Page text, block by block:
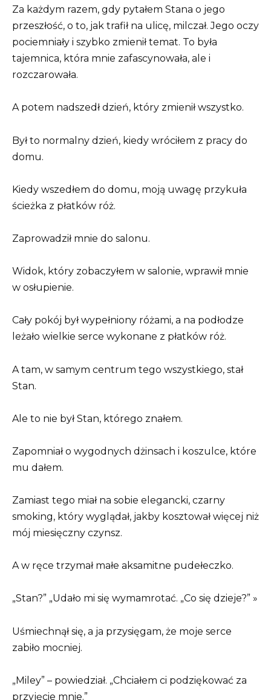
Za każdym razem, gdy pytałem Stana o jego
przeszłość, o to, jak trafił na ulicę, milczał. Jego oczy
pociemniały i szybko zmienił temat. To była
tajemnica, która mnie zafascynowała, ale i
rozczarowała.
A potem nadszedł dzień, który zmienił wszystko.
Był to normalny dzień, kiedy wróciłem z pracy do
domu.
Kiedy wszedłem do domu, moją uwagę przykuła
ścieżka z płatków róż.
Zaprowadził mnie do salonu.
Widok, który zobaczyłem w salonie, wprawił mnie
w osłupienie.
Cały pokój był wypełniony różami, a na podłodze
leżało wielkie serce wykonane z płatków róż.
A tam, w samym centrum tego wszystkiego, stał
Stan.
Ale to nie był Stan, którego znałem.
Zapomniał o wygodnych dżinsach i koszulce, które
mu dałem.
Zamiast tego miał na sobie elegancki, czarny
smoking, który wyglądał, jakby kosztował więcej niż
mój miesięczny czynsz.
A w ręce trzymał małe aksamitne pudełeczko.
„Stan?” „Udało mi się wymamrotać. „Co się dzieje?” »
Uśmiechnął się, a ja przysięgam, że moje serce
zabiło mocniej.
„Miley” – powiedział. „Chciałem ci podziękować za
przyjęcie mnie.”